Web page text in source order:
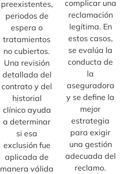
preexistentes,
periodos de
espera o
tratamientos
no cubiertos.
Una revisión
detallada del
contrato y del
historial
clínico ayuda
a determinar
si esa
exclusión fue
aplicada de
manera válida
complicar una
reclamación
legítima. En
estos casos,
se evalúa la
conducta de
la
aseguradora
y se define la
mejor
estrategia
para exigir
una gestión
adecuada del
reclamo.